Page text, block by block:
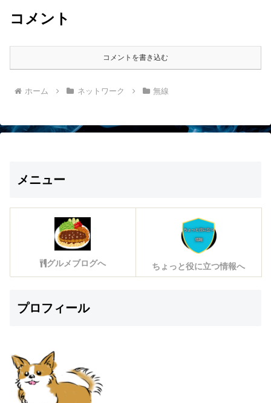
コメント
コメントを書き込む
ホーム ネットワーク 無線
メニュー
グルメブログへ ちょっと役に立つ情報へ
プロフィール